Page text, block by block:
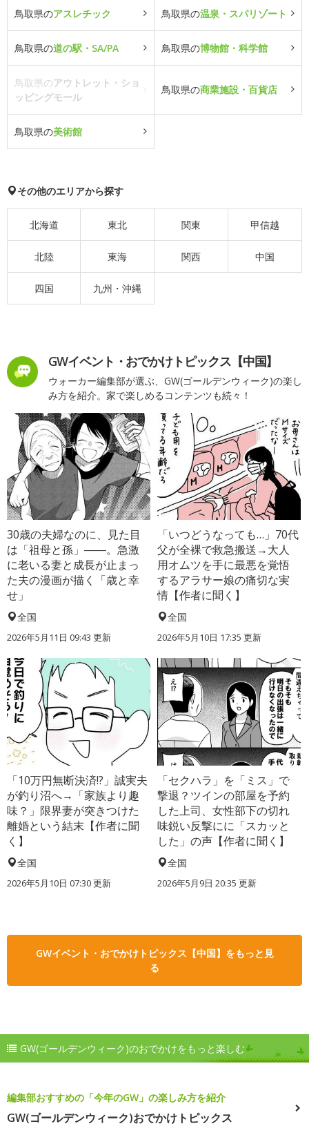
鳥取県のアスレチック 鳥取県の温泉・スパリゾート
鳥取県の道の駅・SA/PA 鳥取県の博物館・科学館
鳥取県のアウトレット・ショ
ッピングモール
鳥取県の商業施設・百貨店
鳥取県の美術館
その他のエリアから探す
北海道 東北 関東 甲信越
北陸 東海 関西 中国
四国 九州・沖縄
GWイベント・おでかけトピックス【中国】
ウォーカー編集部が選ぶ、GW(ゴールデンウィーク)の楽し
み方を紹介。家で楽しめるコンテンツも続々！
30歳の夫婦なのに、見た目
は「祖母と孫」――。急激
に老いる妻と成長が止まっ
た夫の漫画が描く「歳と幸
せ」
全国
2026年5月11日 09:43 更新
「いつどうなっても…」70代
父が全裸で救急搬送→大人
用オムツを手に最悪を覚悟
するアラサー娘の痛切な実
情【作者に聞く】
全国
2026年5月10日 17:35 更新
「10万円無断決済!?」誠実夫
が釣り沼へ→「家族より趣
味？」限界妻が突きつけた
離婚という結末【作者に聞
く】
全国
2026年5月10日 07:30 更新
「セクハラ」を「ミス」で
撃退？ツインの部屋を予約
した上司、女性部下の切れ
味鋭い反撃にに「スカッと
した」の声【作者に聞く】
全国
2026年5月9日 20:35 更新
GWイベント・おでかけトピックス【中国】をもっと見
る
GW(ゴールデンウィーク)のおでかけをもっと楽しむ
編集部おすすめの「今年のGW」の楽しみ方を紹介
GW(ゴールデンウィーク)おでかけトピックス